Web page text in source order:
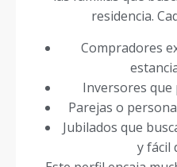
residencia.
Compradores
Inversores
Parejas o
Jubilados que
y fácil